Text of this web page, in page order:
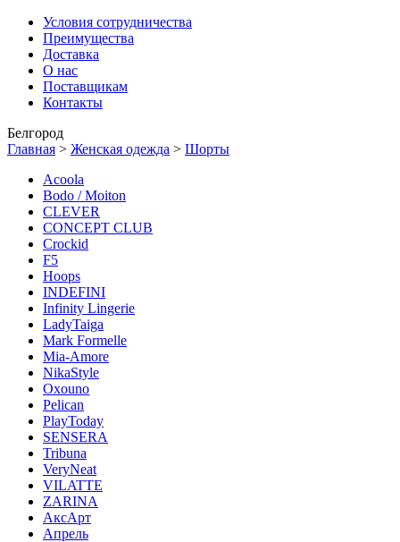
Условия сотрудничества
Преимущества
Доставка
О нас
Поставщикам
Контакты
Белгород
Главная > Женская одежда > Шорты
Acoola
Bodo / Moiton
CLEVER
CONCEPT CLUB
Crockid
F5
Hoops
INDEFINI
Infinity Lingerie
LadyTaiga
Mark Formelle
Mia-Amore
NikaStyle
Oxouno
Pelican
PlayToday
SENSERA
Tribuna
VeryNeat
VILATTE
ZARINA
АксАрт
Апрель